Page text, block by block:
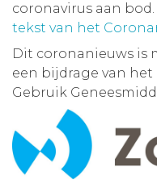
coronavirus aan bod.
tekst van het
Dit coronanieuws is
een bijdrage van
Gebruik